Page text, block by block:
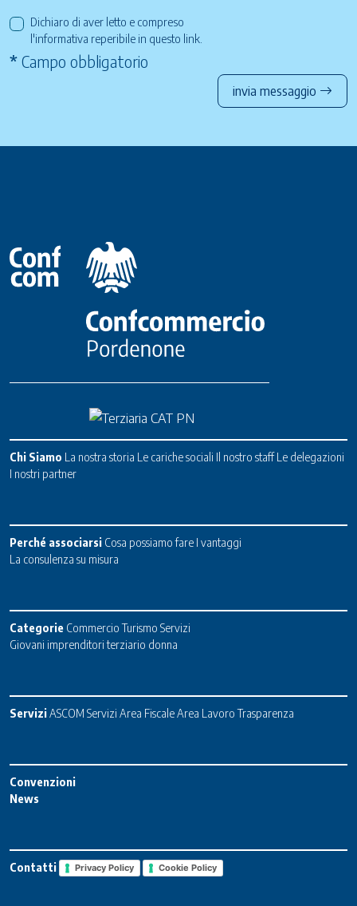
Dichiaro di aver letto e compreso
l'informativa reperibile in questo link
* Campo obbligatorio
invia messaggio
Chi Siamo La nostra storia Le cariche sociali Il nostro staff Le delegazioni
I nostri partner
Perché associarsi Cosa possiamo fare I vantaggi
La consulenza su misura
Categorie Commercio Turismo Servizi
Giovani imprenditori terziario donna
ServiziASCOM Servizi Area FiscaleArea Lavoro Trasparenza
Convenzioni
News
Contatti Privacy Policy Cookie Policy